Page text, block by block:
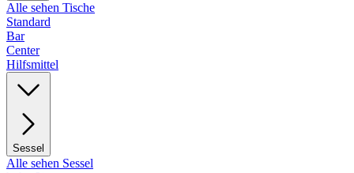
Alle sehen Tische
Standard
Bar
Center
Hilfsmittel
Sessel
Alle sehen Sessel